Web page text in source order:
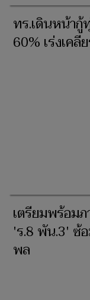
ทร.เดินหน้ากู้
60% เร่งเค
เตรียมพร้อม
'ร.8 พัน.3' ซ้
พล